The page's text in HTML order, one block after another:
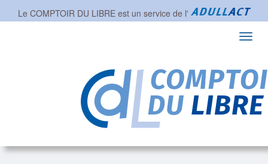
Le COMPTOIR DU LIBRE est un service de l'